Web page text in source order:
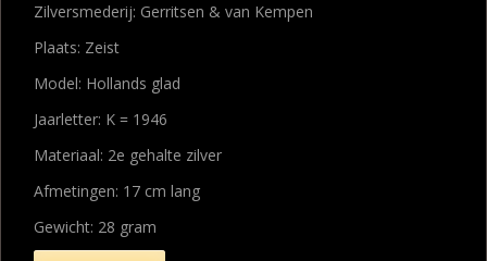
Zilversmederij: Gerritsen & van Kempen
Plaats: Zeist
Model: Hollands glad
Jaarletter: K = 1946
Materiaal: 2e gehalte zilver
Afmetingen: 17 cm lang
Gewicht: 28 gram